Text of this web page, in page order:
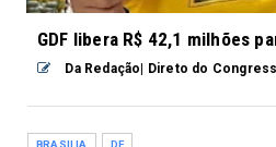
GDF libera R$ 42,1 milhões
Da Redação| Direto do
BRASILIA DF